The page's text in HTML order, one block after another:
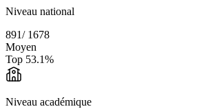
Niveau national
891/ 1678
Moyen
Top 53.1%
Niveau académique